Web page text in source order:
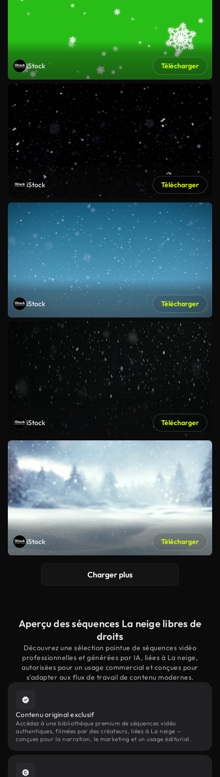
iStock Télécharger
iStock Télécharger
iStock Télécharger
iStock Télécharger
iStock Télécharger
Charger plus
Aperçu des séquences La neige libres de
droits
Découvrez une sélection pointue de séquences vidéo
professionnelles et générées par IA, liées à La neige,
autorisées pour un usage commercial et conçues pour
s'adapter aux flux de travail de contenu modernes.
Contenu original exclusif
Accédez à une bibliothèque premium de séquences vidéo
authentiques, filmées par des créateurs, liées à La neige —
conçues pour la narration, le marketing et un usage éditorial.